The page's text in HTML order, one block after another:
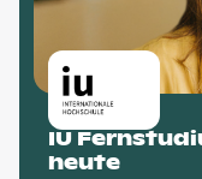
IU
heute